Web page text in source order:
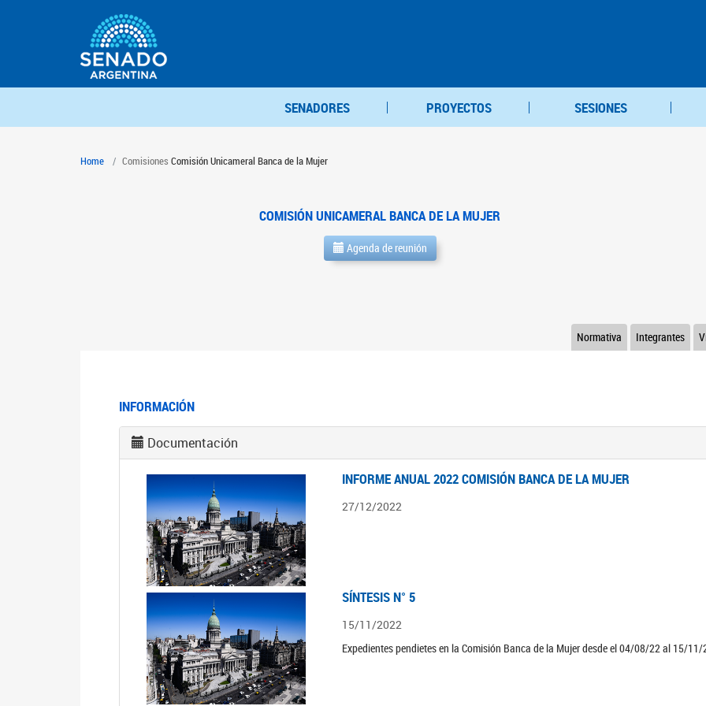
SENADORES PROYECTOS SESIONES
Home Comisiones Comisión Unicameral Banca de la Mujer
COMISIÓN UNICAMERAL BANCA DE LA MUJER
Agenda de reunión
Integrantes
Normativa
INFORMACIÓN
Documentación
INFORME ANUAL 2022 COMISIÓN BANCA DE LA MUJER
27/12/2022
SÍNTESIS N° 5
15/11/2022
Expedientes pendietes en la Comisión Banca de la Mujer desde el 04/08/22 al 15/